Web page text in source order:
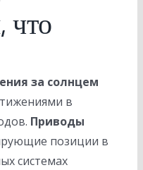
что
за солнцем
в
Приводы
позиции в
системах